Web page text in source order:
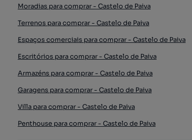
Moradias para comprar - Castelo de Paiva
Terrenos para comprar - Castelo de Paiva
Espaços comerciais para comprar - Castelo de Paiva
Escritórios para comprar - Castelo de Paiva
Armazéns para comprar - Castelo de Paiva
Garagens para comprar - Castelo de Paiva
Villa para comprar - Castelo de Paiva
Penthouse para comprar - Castelo de Paiva